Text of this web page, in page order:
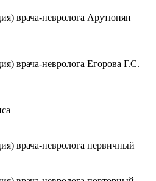
врача-невролога Арутюнян
врача-невролога Егорова Г.С.
врача-невролога первичный